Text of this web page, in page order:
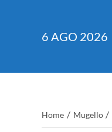
6 AGO 2026
Home / Mugello /